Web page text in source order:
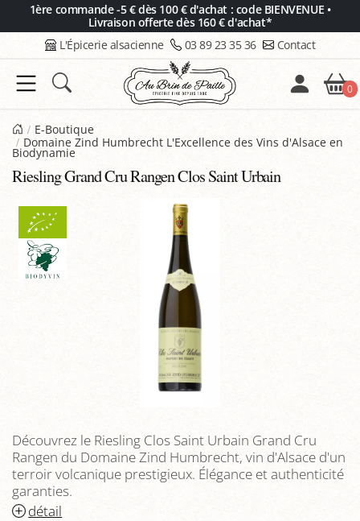
1ère commande -5 € dès 100 € d'achat : code BIENVENUE •
Livraison offerte dès 160 € d'achat*
L'Épicerie alsacienne 03 89 23 35 36 Contact
0
E-Boutique
Domaine Zind Humbrecht L'Excellence des Vins d'Alsace en
Biodynamie
Riesling Grand Cru Rangen Clos Saint Urbain
Découvrez le Riesling Clos Saint Urbain Grand Cru
Rangen du Domaine Zind Humbrecht, vin d'Alsace d'un
terroir volcanique prestigieux. Élégance et authenticité
garanties.
détail
Panneau de gestion des cookies